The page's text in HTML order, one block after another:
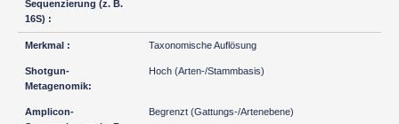
Taxonomische Auflösung
Hoch (Arten-/Stammbasis)
Begrenzt (Gattungs-/Artenebene)